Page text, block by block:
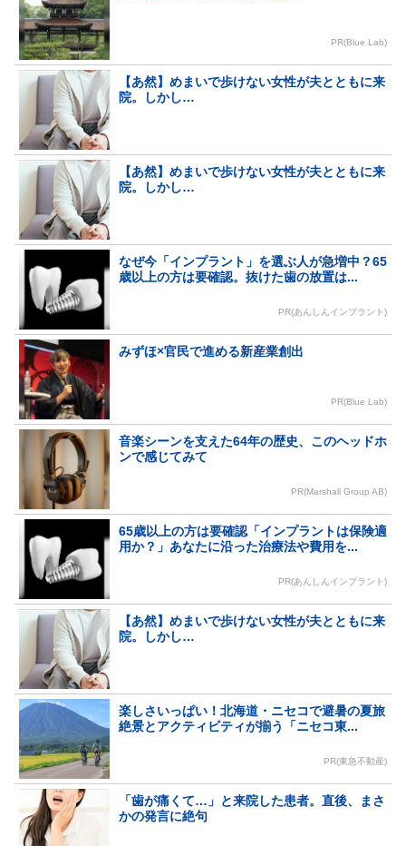
PR(Blue Lab)
【あ然】めまいで歩けない女性が夫とともに来
院。しかし…
【あ然】めまいで歩けない女性が夫とともに来
院。しかし…
なぜ今「インプラント」を選ぶ人が急増中？65
歳以上の方は要確認。抜けた歯の放置は...
PR(あんしんインプラント)
みずほ×官民で進める新産業創出
PR(Blue Lab)
音楽シーンを支えた64年の歴史、このヘッドホ
ンで感じてみて
PR(Marshall Group AB)
65歳以上の方は要確認「インプラントは保険適
用か？」あなたに沿った治療法や費用を...
PR(あんしんインプラント)
【あ然】めまいで歩けない女性が夫とともに来
院。しかし…
楽しさいっぱい！北海道・ニセコで避暑の夏旅
絶景とアクティビティが揃う「ニセコ東...
PR(東急不動産)
「歯が痛くて…」と来院した患者。直後、まさ
かの発言に絶句